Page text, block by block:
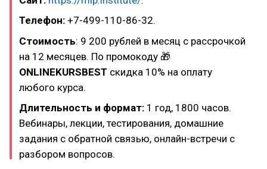
Телефон: +7-499-110-86-32.
Стоимость: 9 200 рублей в месяц с рассрочкой
на 12 месяцев. По промокоду 🎁
ONLINEKURSBEST скидка 10% на оплату
любого курса.
Длительность и формат: 1 год, 1800 часов.
Вебинары, лекции, тестирования, домашние
задания с обратной связью, онлайн-встречи с
разбором вопросов.